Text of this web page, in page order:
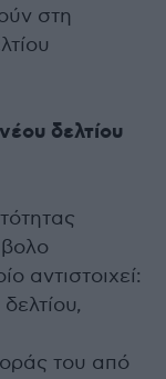
στη
δελτίου
αντιστοιχεί:
του από